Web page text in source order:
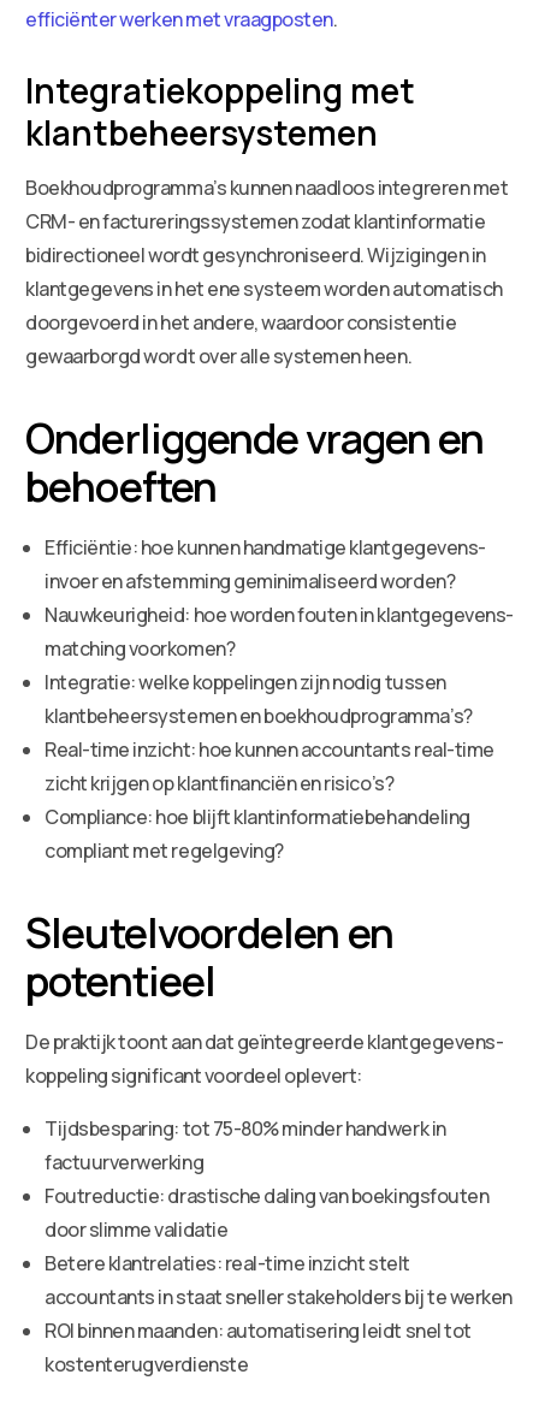
efficiënter werken met vraagposten.
Integratiekoppeling met
klantbeheersystemen
Boekhoudprogramma’s kunnen naadloos integreren met
CRM- en factureringssystemen zodat klantinformatie
bidirectioneel wordt gesynchroniseerd. Wijzigingen in
klantgegevens in het ene systeem worden automatisch
doorgevoerd in het andere, waardoor consistentie
gewaarborgd wordt over alle systemen heen.
Onderliggende vragen en
behoeften
Efficiëntie: hoe kunnen handmatige klantgegevens-
invoer en afstemming geminimaliseerd worden?
Nauwkeurigheid: hoe worden fouten in klantgegevens-
matching voorkomen?
Integratie: welke koppelingen zijn nodig tussen
klantbeheersystemen en boekhoudprogramma’s?
Real-time inzicht: hoe kunnen accountants real-time
zicht krijgen op klantfinanciën en risico’s?
Compliance: hoe blijft klantinformatiebehandeling
compliant met regelgeving?
Sleutelvoordelen en
potentieel
De praktijk toont aan dat geïntegreerde klantgegevens-
koppeling significant voordeel oplevert:
Tijdsbesparing: tot 75-80% minder handwerk in
factuurverwerking
Foutreductie: drastische daling van boekingsfouten
door slimme validatie
Betere klantrelaties: real-time inzicht stelt
accountants in staat sneller stakeholders bij te werken
ROI binnen maanden: automatisering leidt snel tot
kostenterugverdienste